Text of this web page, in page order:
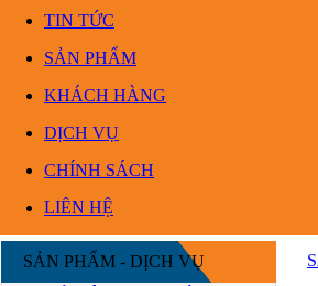
TIN TỨC
SẢN PHẨM
KHÁCH HÀNG
DỊCH VỤ
CHÍNH SÁCH
LIÊN HỆ
SẢN PHẨM - DỊCH VỤ